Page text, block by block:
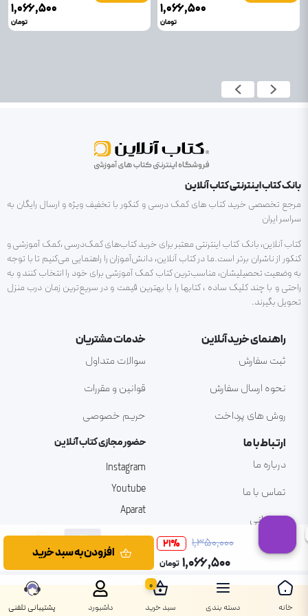
۱٬۳۵۰٬۰۰۰ 21%
۱٬۰۶۶٬۵۰۰ تومان
افزودن به سبد خرید
۱٬۰۶۶٬۵۰۰
تومان
۱٬۰۶۶٬۵۰۰
تومان
بانک کتاب اینترنتی کتاب آنلاین
مرجع تخصصی خرید کتاب های کمک درسی و کنکور با تخفیف ویژه و ارسال رایگان به
سراسر ایران
کتاب آنلاین، بانک کتاب اینترنتی معتبر برای خرید کتاب‌های کمک‌درسی ،کمک آموزشی و
کنکور از ناشران برتر است.ما در کتاب آنلاین، دانش‌آموزان را راهنمایی می‌کنیم تا با توجه
به وضعیت تحصیلیشان، مناسب‌ترین کتاب کمک آموزشی برای خود را انتخاب کنند و به
راحتی و با چند کلیک ساده ، کتابها را با بهترین قیمت و در سریع‌ترین زمان درب منزل
تحویل بگیرند.
راهنمای خرید آنلاین
ثبت سفارش
نحوه ارسال سفارش
روش های پرداخت
خدمات مشتریان
سوالات متداول
قوانین و مقررات
حریم خصوصی
ارتباط با ما
درباره ما
تماس با ما
پشتیبانی
حضور مجازی کتاب آنلاین
Instagram
Youtube
Aparat
خانه دسته بندی
0
سبد خرید
داشبورد پشتیبانی تلفنی